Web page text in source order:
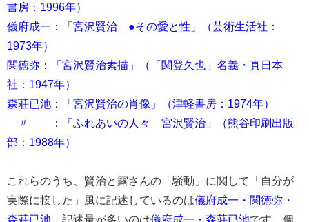
書房：1996年）
儀府成一：「宮沢賢治 ●その愛と性」（芸術生活社：
1973年）
関徳弥：「宮沢賢治素描」（「関登久也」名義・真日本
社：1947年）
森荘已池：「宮沢賢治の肖像」（津軽書房：1974年）
〃 ：「ふれあいの人々 宮沢賢治」（熊谷印刷出版
部：1988年）
これらのうち、賢治と露さんの「騒動」に関して「自分が
実際に接した」風に記述しているのは儀府成一・関徳弥・